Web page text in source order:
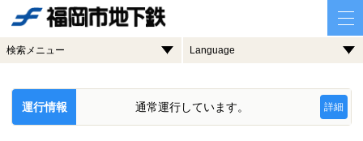
検索メニュー Language
運行情報 通常運行しています。 詳細